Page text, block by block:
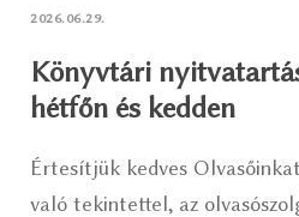
2026.06.29.
Könyvtári
hétfőn és kedden
Értesítjük kedves
való tekintettel, az